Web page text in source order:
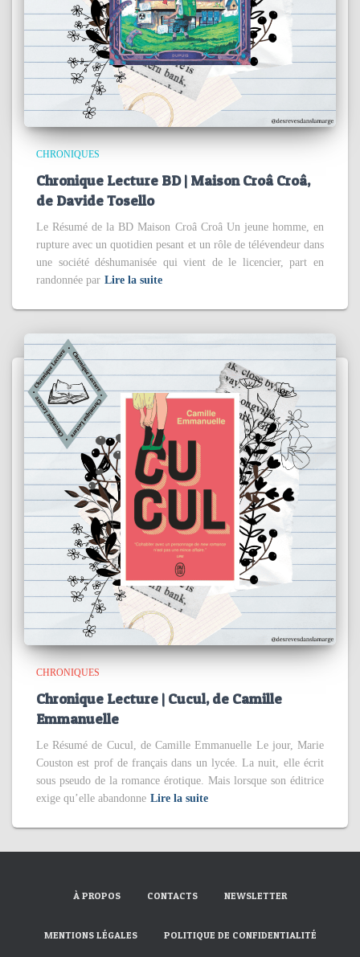
CHRONIQUES
Chronique Lecture BD | Maison Croâ Croâ,
de Davide Tosello
Le Résumé de la BD Maison Croâ Croâ Un jeune homme, en
rupture avec un quotidien pesant et un rôle de télévendeur dans
une société déshumanisée qui vient de le licencier, part en
randonnée par Lire la suite
CHRONIQUES
Chronique Lecture | Cucul, de Camille
Emmanuelle
Le Résumé de Cucul, de Camille Emmanuelle Le jour, Marie
Couston est prof de français dans un lycée. La nuit, elle écrit
sous pseudo de la romance érotique. Mais lorsque son éditrice
exige qu’elle abandonne Lire la suite
À PROPOS CONTACTS NEWSLETTER
MENTIONS LÉGALES POLITIQUE DE CONFIDENTIALITÉ